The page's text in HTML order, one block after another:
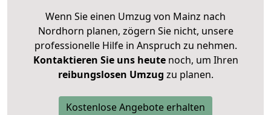
Wenn Sie einen Umzug von Mainz nach
Nordhorn planen, zögern Sie nicht, unsere
professionelle Hilfe in Anspruch zu nehmen.
Kontaktieren Sie uns heutenoch, um Ihren
reibungslosen Umzug zu planen.
Kostenlose Angebote erhalten